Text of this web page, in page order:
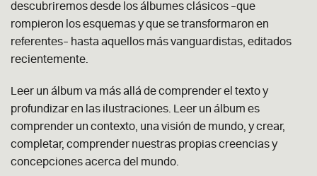
descubriremos desde los álbumes clásicos –que
rompieron los esquemas y que se transformaron en
referentes– hasta aquellos más vanguardistas, editados
recientemente.
Leer un álbum va más allá de comprender el texto y
profundizar en las ilustraciones. Leer un álbum es
comprender un contexto, una visión de mundo, y crear,
completar, comprender nuestras propias creencias y
concepciones acerca del mundo.